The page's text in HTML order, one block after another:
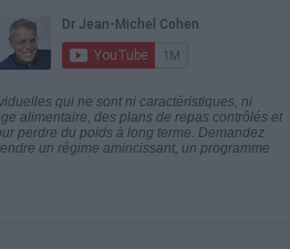
qui ne sont ni caractéristiques, ni
alimentaire, des plans de repas contrôlés et
perdre du poids à long terme. Demandez
un régime amincissant, un programme